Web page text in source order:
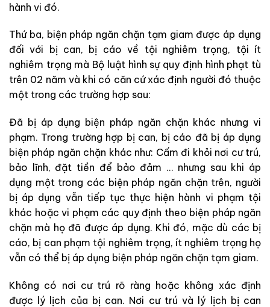
hành vi đó.
Thứ ba, biện pháp ngăn chặn tạm giam được áp dụng
đối với bị can, bị cáo về tội nghiêm trọng, tội ít
nghiêm trọng mà Bộ luật hình sự quy định hình phạt tù
trên 02 năm và khi có căn cứ xác định người đó thuộc
một trong các trường hợp sau:
Đã bị áp dụng biện pháp ngăn chặn khác nhưng vi
phạm. Trong trường hợp bị can, bị cáo đã bị áp dụng
biện pháp ngăn chặn khác như: Cấm đi khỏi nơi cư trú,
bảo lĩnh, đặt tiền để bảo đảm … nhưng sau khi áp
dụng một trong các biện pháp ngăn chặn trên, người
bị áp dụng vẫn tiếp tục thực hiện hành vi phạm tội
khác hoặc vi phạm các quy định theo biện pháp ngăn
chặn mà họ đã được áp dụng. Khi đó, mặc dù các bị
cáo, bị can phạm tội nghiêm trọng, ít nghiêm trọng họ
vẫn có thể bị áp dụng biện pháp ngăn chặn tạm giam.
Không có nơi cư trú rõ ràng hoặc không xác định
được lý lịch của bị can. Nơi cư trú và lý lịch bị can